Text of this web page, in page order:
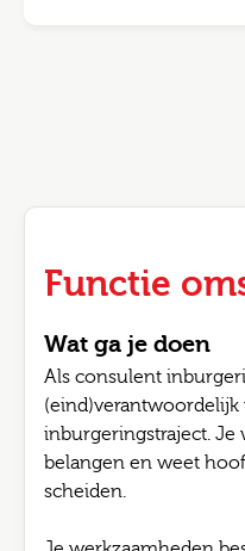
Functie
Wat ga je doen
Als consulent
inburgeringstraject. Je
belangen en weet
scheiden.